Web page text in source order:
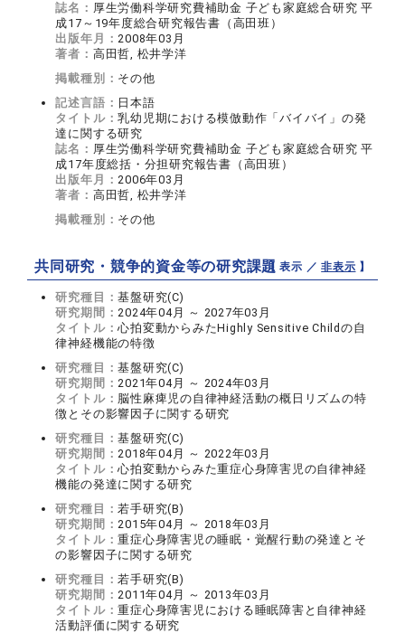
誌名： 厚生労働科学研究費補助金 子ども家庭総合研究 平
成17～19年度総合研究報告書（高田班）
出版年月：2008年03月
著者： 高田哲, 松井学洋
掲載種別： その他
記述言語： 日本語
タイトル：乳幼児期における模倣動作「バイバイ」の発
達に関する研究
誌名： 厚生労働科学研究費補助金 子ども家庭総合研究 平
成17年度総括・分担研究報告書（高田班）
出版年月：2006年03月
著者： 高田哲, 松井学洋
掲載種別： その他
共同研究・競争的資金等の研究課題【 表示 ／非表示 】
研究種目：基盤研究(C)
研究期間：2024年04月 ～ 2027年03月
タイトル：心拍変動からみたHighly Sensitive Childの自
律神経機能の特徴
研究種目：基盤研究(C)
研究期間：2021年04月 ～ 2024年03月
タイトル： 脳性麻痺児の自律神経活動の概日リズムの特
徴とその影響因子に関する研究
研究種目：基盤研究(C)
研究期間：2018年04月 ～ 2022年03月
タイトル：心拍変動からみた重症心身障害児の自律神経
機能の発達に関する研究
研究種目：若手研究(B)
研究期間：2015年04月 ～ 2018年03月
タイトル：重症心身障害児の睡眠・覚醒行動の発達とそ
の影響因子に関する研究
研究種目：若手研究(B)
研究期間：2011年04月 ～ 2013年03月
タイトル：重症心身障害児における睡眠障害と自律神経
活動評価に関する研究